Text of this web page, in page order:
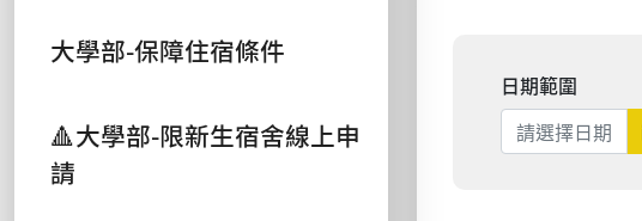
大學部-保障住宿條件
🔺大學部-限新生宿舍線上申
請
日期範圍